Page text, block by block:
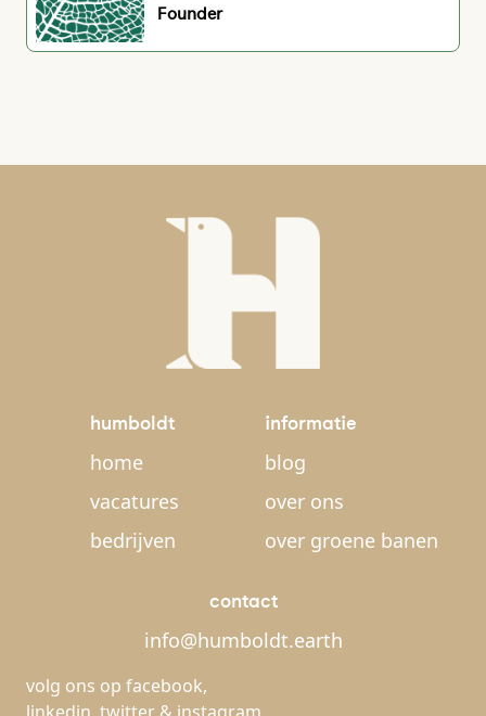
Founder
humboldt
home
vacatures
bedrijven
informatie
blog
over ons
over groene banen
contact
info@humboldt.earth
volg ons op facebook,